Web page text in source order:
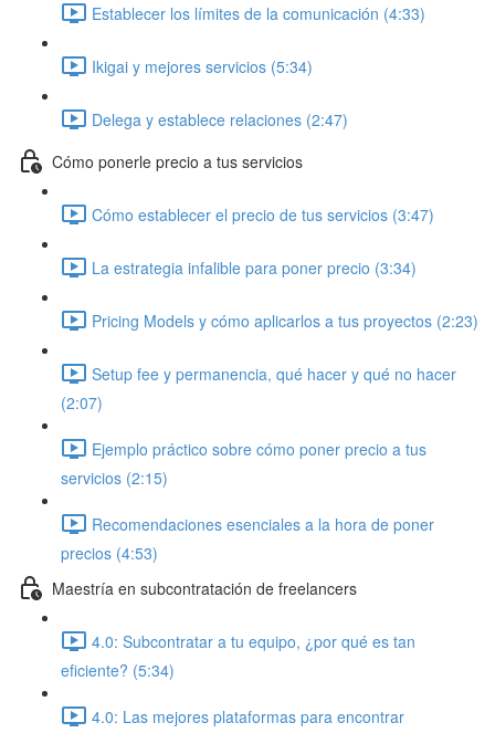
Establecer los límites de la comunicación (4:33)
Ikigai y mejores servicios (5:34)
Delega y establece relaciones (2:47)
Cómo ponerle precio a tus servicios
Cómo establecer el precio de tus servicios (3:47)
La estrategia infalible para poner precio (3:34)
Pricing Models y cómo aplicarlos a tus proyectos (2:23)
Setup fee y permanencia, qué hacer y qué no hacer
(2:07)
Ejemplo práctico sobre cómo poner precio a tus
servicios (2:15)
Recomendaciones esenciales a la hora de poner
precios (4:53)
Maestría en subcontratación de freelancers
4.0: Subcontratar a tu equipo, ¿por qué es tan
eficiente? (5:34)
4.0: Las mejores plataformas para encontrar